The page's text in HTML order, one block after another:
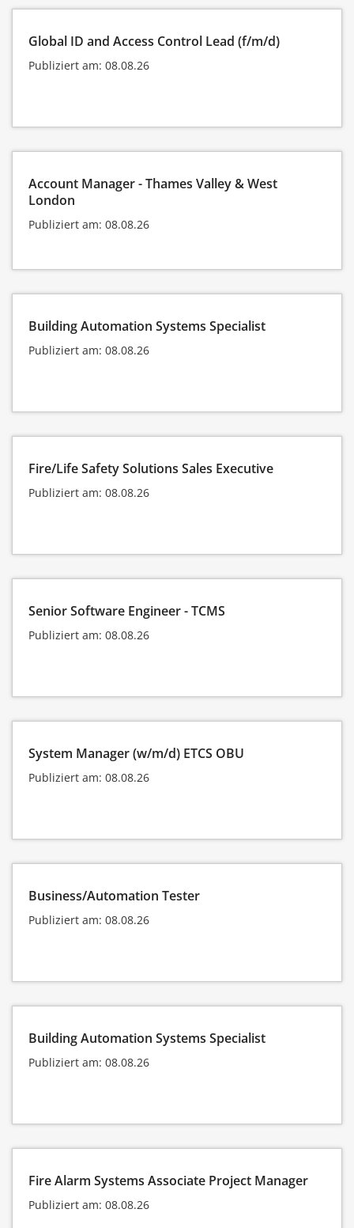
Global ID and Access Control Lead (f/m/d)
Publiziert am: 08.08.26
Account Manager - Thames Valley & West
London
Publiziert am: 08.08.26
Building Automation Systems Specialist
Publiziert am: 08.08.26
Fire/Life Safety Solutions Sales Executive
Publiziert am: 08.08.26
Senior Software Engineer - TCMS
Publiziert am: 08.08.26
System Manager (w/m/d) ETCS OBU
Publiziert am: 08.08.26
Business/Automation Tester
Publiziert am: 08.08.26
Building Automation Systems Specialist
Publiziert am: 08.08.26
Fire Alarm Systems Associate Project Manager
Publiziert am: 08.08.26